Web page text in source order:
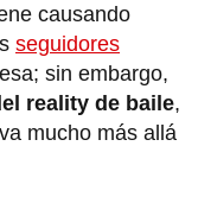
causando
seguidores
sin embargo,
reality de baile,
mucho más allá